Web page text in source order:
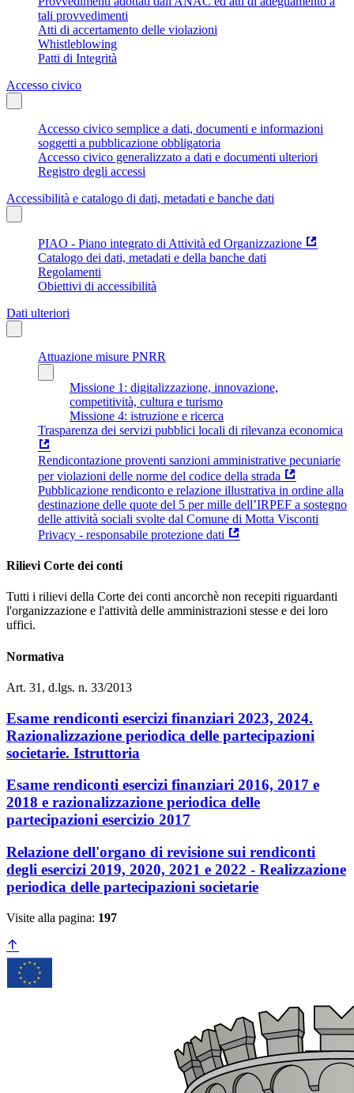
tali provvedimenti
Atti di accertamento delle violazioni
Whistleblowing
Patti di Integrità
Accesso civico
Accesso civico semplice a dati, documenti e informazioni
soggetti a pubblicazione obbligatoria
Accesso civico generalizzato a dati e documenti ulteriori
Registro degli accessi
Accessibilità e catalogo di dati, metadati e banche dati
PIAO - Piano integrato di Attività ed Organizzazione
Catalogo dei dati, metadati e della banche dati
Regolamenti
Obiettivi di accessibilità
Dati ulteriori
Attuazione misure PNRR
Missione 1: digitalizzazione, innovazione,
competitività, cultura e turismo
Missione 4: istruzione e ricerca
Trasparenza dei servizi pubblici locali di rilevanza economica
Rendicontazione proventi sanzioni amministrative pecuniarie
per violazioni delle norme del codice della strada
Pubblicazione rendiconto e relazione illustrativa in ordine alla
destinazione delle quote del 5 per mille dell’IRPEF a sostegno
delle attività sociali svolte dal Comune di Motta Visconti
Privacy - responsabile protezione dati
Rilievi Corte dei conti
Tutti i rilievi della Corte dei conti ancorchè non recepiti riguardanti
l'organizzazione e l'attività delle amministrazioni stesse e dei loro
uffici.
Normativa
Art. 31, d.lgs. n. 33/2013
Esame rendiconti esercizi finanziari 2023, 2024.
Razionalizzazione periodica delle partecipazioni
societarie. Istruttoria
Esame rendiconti esercizi finanziari 2016, 2017 e
2018 e razionalizzazione periodica delle
partecipazioni esercizio 2017
Relazione dell'organo di revisione sui rendiconti
degli esercizi 2019, 2020, 2021 e 2022 - Realizzazione
periodica delle partecipazioni societarie
Visite alla pagina: 197